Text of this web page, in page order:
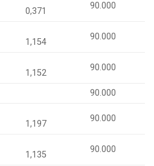
0,371
90.000
1,154
90.000
1,152
90.000
90.000
1,197
90.000
1,135
90.000